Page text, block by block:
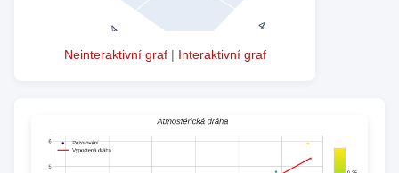
Neinteraktivní graf| Interaktivní graf